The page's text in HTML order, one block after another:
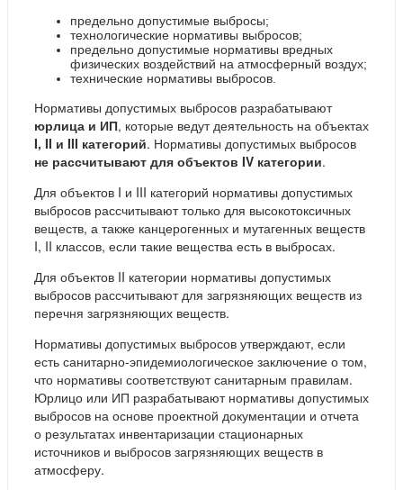
предельно допустимые выбросы;
технологические нормативы выбросов;
предельно допустимые нормативы вредных
физических воздействий на атмосферный воздух;
технические нормативы выбросов.
Нормативы допустимых выбросов разрабатывают
юрлица и ИП, которые ведут деятельность на объектах
I, II и III категорий. Нормативы допустимых выбросов
не рассчитывают для объектов IV категории.
Для объектов I и III категорий нормативы допустимых
выбросов рассчитывают только для высокотоксичных
веществ, а также канцерогенных и мутагенных веществ
I, II классов, если такие вещества есть в выбросах.
Для объектов II категории нормативы допустимых
выбросов рассчитывают для загрязняющих веществ из
перечня загрязняющих веществ.
Нормативы допустимых выбросов утверждают, если
есть санитарно-эпидемиологическое заключение о том,
что нормативы соответствуют санитарным правилам.
Юрлицо или ИП разрабатывают нормативы допустимых
выбросов на основе проектной документации и отчета
о результатах инвентаризации стационарных
источников и выбросов загрязняющих веществ в
атмосферу.